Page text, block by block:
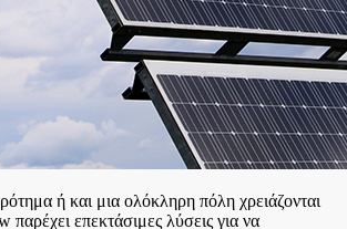
ή και μια ολόκληρη πόλη χρειάζονται
παρέχει επεκτάσιμες λύσεις για να